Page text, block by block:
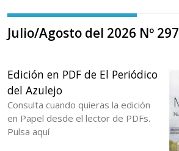
Julio/Agosto del 2026 Nº 297
Edición en PDF de El Periódico
del Azulejo
Consulta cuando quieras la edición
en Papel desde el lector de PDFs.
Pulsa aquí